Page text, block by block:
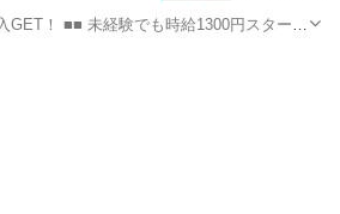
！ ■■ 未経験でも時給1300円スタート